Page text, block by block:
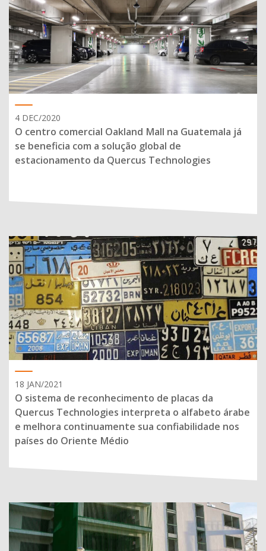
4 DEC/2020
O centro comercial Oakland Mall na Guatemala já
se beneficia com a solução global de
estacionamento da Quercus Technologies
18 JAN/2021
O sistema de reconhecimento de placas da
Quercus Technologies interpreta o alfabeto árabe
e melhora continuamente sua confiabilidade nos
países do Oriente Médio